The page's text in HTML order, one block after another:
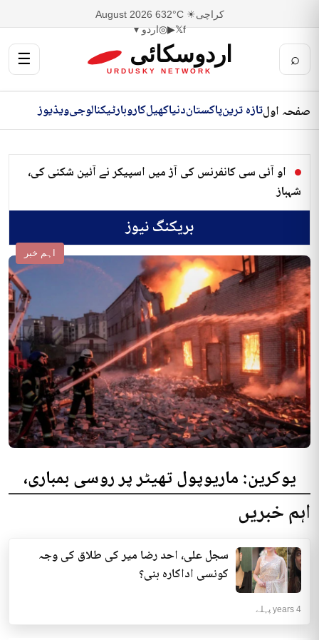
کراچی☀ 32°C
6 August 2026
f
𝕏
▶
◎اردو ▾
⌕ اردوسکائی
URDUSKY NETWORK
☰
صفحہ اولتازہ ترینپاکستاندنیاکھیلکاروبارٹیکنالوجیویڈیوز
او آئی سی کانفرنس کی آڑ میں اسپیکر نے آئین شکنی کی،
شہباز
بریکنگ نیوز
اہم خبر
یوکرین: ماریوپول تھیٹر پر روسی بمباری،
300 افراد کی ہلاکت کا خدشہ
کا خدشہ ظاہر کیا اور کہا کہ کم...
انٹرنیشنل | 4 years پہلے
اہم خبریں
سجل علی، احد رضا میر کی طلاق کی وجہ
کونسی اداکارہ بنی؟
4 years پہلے